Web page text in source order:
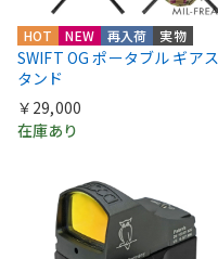
HOT NEW 再入荷 実物
SWIFT OG ポータブル ギアス
タンド
￥29,000
在庫あり